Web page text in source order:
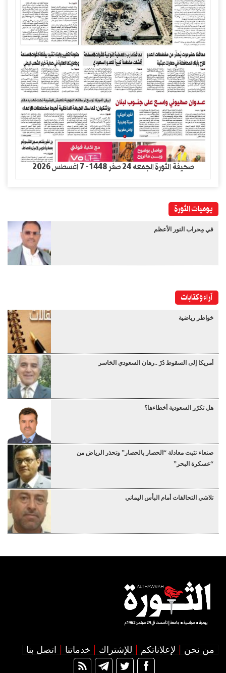
صحيفة الثورة الجمعه 24 صفر 1448- 7 اغسطس 2026
يوميات الثورة
في مِحراب النور الأعظم
آراء وكتابات
خواطر رياضية
أمريكا إلى السقوط دُرْ ..رهان السعودي الخاسر
هل تكرّر السعودية أخطاءها؟
صنعاء تثبت معادلة “الحصار بالحصار” وتحذر الرياض من
“عسكرة البحر”
تلاشي التحالفات أمام البأس اليماني
من نحن لإعلاناتكم للإشتراك خدماتنا اتصل بنا